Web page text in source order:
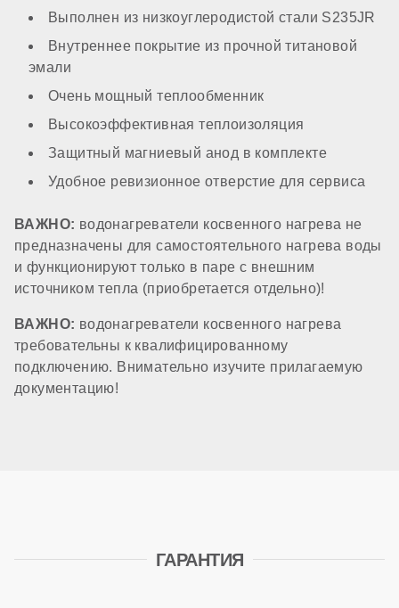
Диаметр патрубков греющего контура:
1 дюйм
Диаметр патрубка контура рециркуляции:
Диаметр патрубков нагреваемого контура:
1 дюйм
Вес
90 кг
Габариты
Выполнен из низкоуглеродистой стали S235JR
Внутреннее покрытие из прочной титановой
эмали
Очень мощный теплообменник
Высокоэффективная теплоизоляция
Защитный магниевый анод в комплекте
Удобное ревизионное отверстие для сервиса
ВАЖНО: водонагреватели косвенного нагрева не
предназначены для самостоятельного нагрева воды
и функционируют только в паре с внешним
источником тепла (приобретается отдельно)!
ВАЖНО: водонагреватели косвенного нагрева
требовательны к квалифицированному
подключению. Внимательно изучите прилагаемую
документацию!
ГАРАНТИЯ